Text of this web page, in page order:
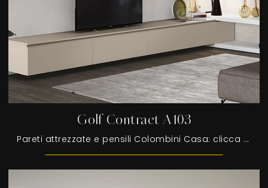
Golf Contract A103
Pareti attrezzate e pensili Colombini Casa: clicca e scopri il modello Golf Contract A103 e potrai valorizzare stanze moderne di ogni genere.